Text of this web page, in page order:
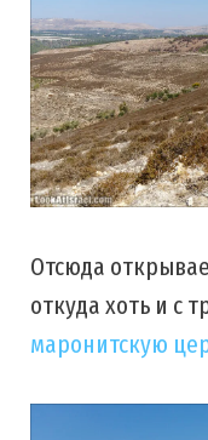
Отсюда
откуда хоть и с
маронитскую